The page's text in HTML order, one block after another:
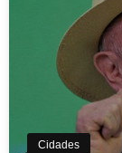
Cidades